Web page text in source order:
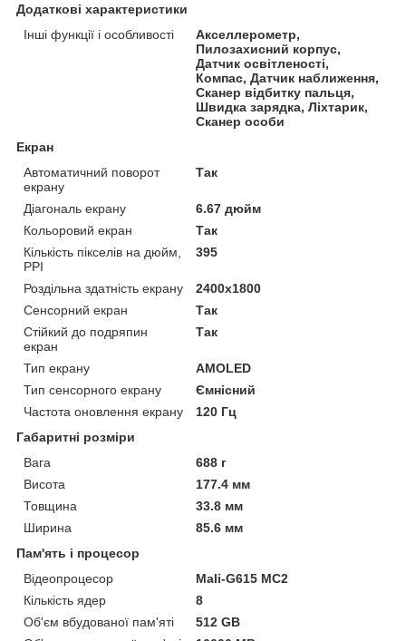
Додаткові характеристики
Інші функції і особливості
Акселлерометр,
Пилозахисний корпус,
Датчик освітленості,
Компас, Датчик наближення,
Сканер відбитку пальця,
Швидка зарядка, Ліхтарик,
Сканер особи
Екран
Автоматичний поворот
екрану
Так
Діагональ екрану
6.67 дюйм
Кольоровий екран
Так
Кількість пікселів на дюйм,
PPI
395
Роздільна здатність екрану
2400x1800
Сенсорний екран
Так
Стійкий до подряпин
екран
Так
Тип екрану
AMOLED
Тип сенсорного екрану
Ємнісний
Частота оновлення екрану
120 Гц
Габаритні розміри
Вага
688 г
Висота
177.4 мм
Товщина
33.8 мм
Ширина
85.6 мм
Пам'ять і процесор
Відеопроцесор
Mali-G615 MC2
Кількість ядер
8
Об'єм вбудованої пам'яті
512 GB